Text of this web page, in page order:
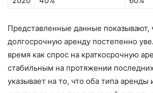
Представленные данные показывают,
долгосрочную аренду постепенно
время как спрос на краткосрочную
стабильным на протяжении
указывает на то, что оба типа